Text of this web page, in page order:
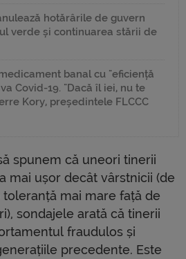
hotărârile de guvern
verde și continuarea stării de
banal cu "eficiență
Covid-19. "Dacă îl iei, nu te
Kory, președintele FLCCC
spunem că uneori tinerii
mai ușor decât vârstnicii (de
mai mare față de
sondajele arată că tinerii
fraudulos și
precedente. Este